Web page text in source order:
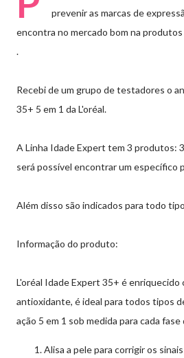
prevenir as marcas de
encontra no mercado bom na
.
Recebi de um grupo de testadores o
35+ 5 em 1 da L'oréal.
A Linha Idade Expert tem 3 produtos:
será possível encontrar um específico
Além disso são indicados para todo
Informação do produto:
L'oréal Idade Expert 35+ é enriquecido
antioxidante, é ideal para todos tipos
ação 5 em 1 sob medida para cada fase
Alisa a pele para corrigir os